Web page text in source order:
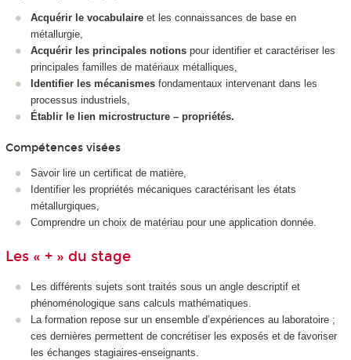
Acquérir le vocabulaire et les connaissances de base en
métallurgie,
Acquérir les principales notions pour identifier et caractériser les
principales familles de matériaux métalliques,
Identifier les mécanismes fondamentaux intervenant dans les
processus industriels,
Établir le lien microstructure – propriétés.
Compétences visées
Savoir lire un certificat de matière,
Identifier les propriétés mécaniques caractérisant les états
métallurgiques,
Comprendre un choix de matériau pour une application donnée.
Les « + » du stage
Les différents sujets sont traités sous un angle descriptif et
phénoménologique sans calculs mathématiques.
La formation repose sur un ensemble d’expériences au laboratoire ;
ces dernières permettent de concrétiser les exposés et de favoriser
les échanges stagiaires-enseignants.